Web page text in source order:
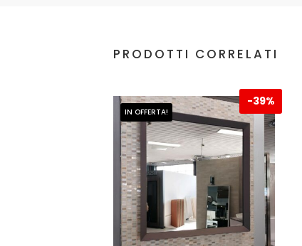
PRODOTTI CORRELATI
IN OFFERTA!
-39%